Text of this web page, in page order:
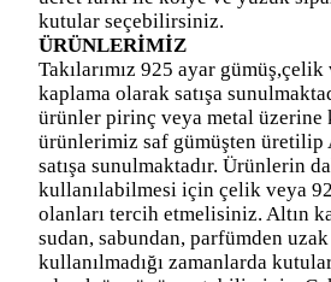
kutular seçebilirsiniz.
ÜRÜNLERİMİZ
Takılarımız 925 ayar
kaplama olarak satışa
ürünler pirinç veya metal üzerine
ürünlerimiz saf gümüşten
satışa sunulmaktadır. Ürünlerin
kullanılabilmesi için çelik veya
olanları tercih etmelisiniz. Altın
sudan, sabundan, parfümden
kullanılmadığı zamanlarda